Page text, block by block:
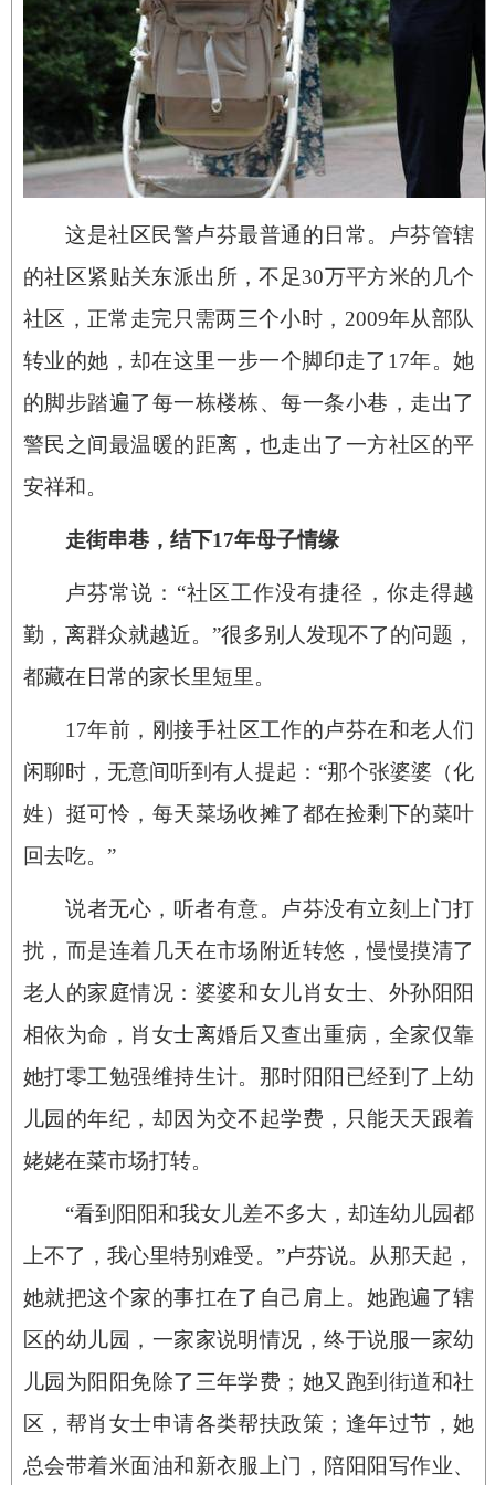
这是社区民警卢芬最普通的日常。卢芬管辖
的社区紧贴关东派出所，不足30万平方米的几个
社区，正常走完只需两三个小时，2009年从部队
转业的她，却在这里一步一个脚印走了17年。她
的脚步踏遍了每一栋楼栋、每一条小巷，走出了
警民之间最温暖的距离，也走出了一方社区的平
安祥和。
走街串巷，结下17年母子情缘
卢芬常说：“社区工作没有捷径，你走得越
勤，离群众就越近。”很多别人发现不了的问题，
都藏在日常的家长里短里。
17年前，刚接手社区工作的卢芬在和老人们
闲聊时，无意间听到有人提起：“那个张婆婆（化
姓）挺可怜，每天菜场收摊了都在捡剩下的菜叶
回去吃。”
说者无心，听者有意。卢芬没有立刻上门打
扰，而是连着几天在市场附近转悠，慢慢摸清了
老人的家庭情况：婆婆和女儿肖女士、外孙阳阳
相依为命，肖女士离婚后又查出重病，全家仅靠
她打零工勉强维持生计。那时阳阳已经到了上幼
儿园的年纪，却因为交不起学费，只能天天跟着
姥姥在菜市场打转。
“看到阳阳和我女儿差不多大，却连幼儿园都
上不了，我心里特别难受。”卢芬说。从那天起，
她就把这个家的事扛在了自己肩上。她跑遍了辖
区的幼儿园，一家家说明情况，终于说服一家幼
儿园为阳阳免除了三年学费；她又跑到街道和社
区，帮肖女士申请各类帮扶政策；逢年过节，她
总会带着米面油和新衣服上门，陪阳阳写作业、